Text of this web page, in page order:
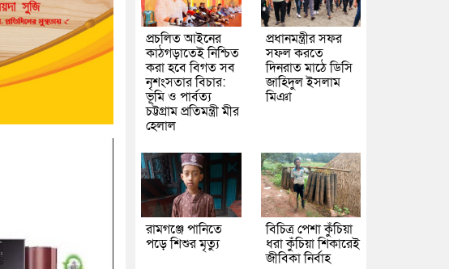
প্রচলিত আইনের
কাঠগড়াতেই নিশ্চিত
করা হবে বিগত সব
নৃশংসতার বিচার:
ভূমি ও পার্বত্য
চট্টগ্রাম প্রতিমন্ত্রী মীর
হেলাল
প্রধানমন্ত্রীর সফর
সফল করতে
দিনরাত মাঠে ডিসি
জাহিদুল ইসলাম
মিঞা
রামগঞ্জে পানিতে
পড়ে শিশুর মৃত্যু
বিচিত্র পেশা কুঁচিয়া
ধরা কুঁচিয়া শিকারেই
জীবিকা নির্বাহ